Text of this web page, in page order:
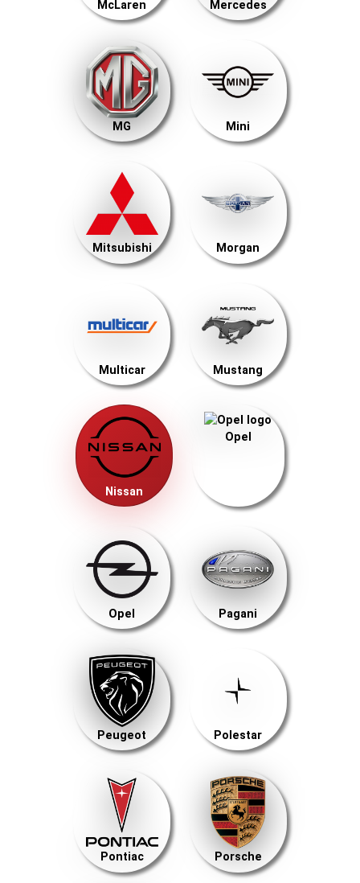
McLaren Mercedes
MG Mini
Mitsubishi Morgan
Multicar Mustang
Nissan
Opel
Opel Pagani
Peugeot Polestar
Pontiac Porsche